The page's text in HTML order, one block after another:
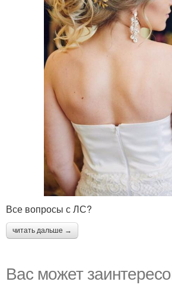
Все вопросы с ЛС?
читать дальше →
Вас может